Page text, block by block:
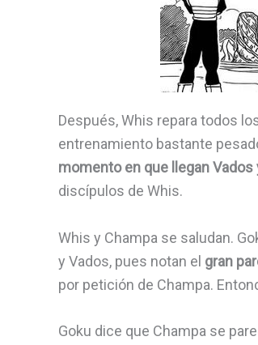
Después, Whis repara todos
entrenamiento bastante
momento en que llegan Vados
discípulos de Whis.
Whis y Champa se saludan.
y Vados, pues notan el gran
por petición de Champa.
Goku dice que Champa se